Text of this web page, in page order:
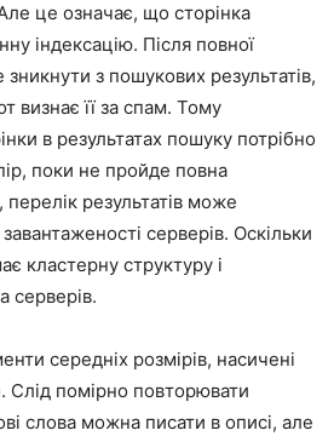
це означає, що сторінка
індексацію. Після повної
зникнути з пошукових результатів,
визнає її за спам. Тому
в результатах пошуку потрібно
поки не пройде повна
перелік результатів може
серверів. Оскільки
кластерну структуру і
серверів.
середніх розмірів, насичені
Слід помірно повторювати
слова можна писати в описі, але